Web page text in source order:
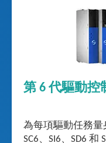
第 6 代驅動控
為每項驅動任務量
SC6、SI6、SD6